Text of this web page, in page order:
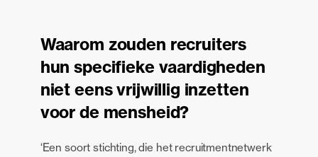
Waarom zouden recruiters
hun specifieke vaardigheden
niet eens vrijwillig inzetten
voor de mensheid?
‘Een soort stichting, die het recruitmentnetwerk